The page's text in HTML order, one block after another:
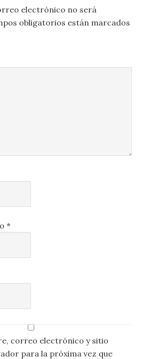
electrónico no será
obligatorios están marcados
*
correo electrónico y sitio
para la próxima vez que